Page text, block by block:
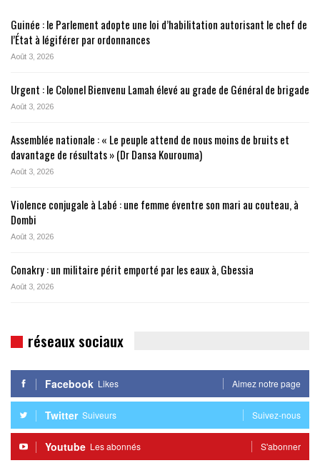
Guinée : le Parlement adopte une loi d’habilitation autorisant le chef de
l’État à légiférer par ordonnances
Août 3, 2026
Urgent : le Colonel Bienvenu Lamah élevé au grade de Général de brigade
Août 3, 2026
Assemblée nationale : « Le peuple attend de nous moins de bruits et
davantage de résultats » (Dr Dansa Kourouma)
Août 3, 2026
Violence conjugale à Labé : une femme éventre son mari au couteau, à
Dombi
Août 3, 2026
Conakry : un militaire périt emporté par les eaux à, Gbessia
Août 3, 2026
réseaux sociaux
Facebook Likes Aimez notre page
Twitter Suiveurs Suivez-nous
Youtube Les abonnés S'abonner